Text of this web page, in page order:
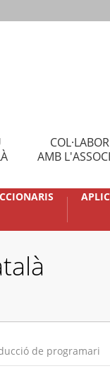
AMB
de programari